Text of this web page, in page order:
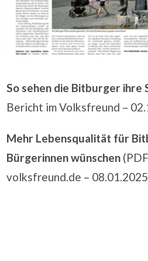
So sehen die Bitburger ihre
Bericht imVolksfreund –
Mehr Lebensqualität für
Bürgerinnen wünschen
volksfreund.de – 08.01.2025